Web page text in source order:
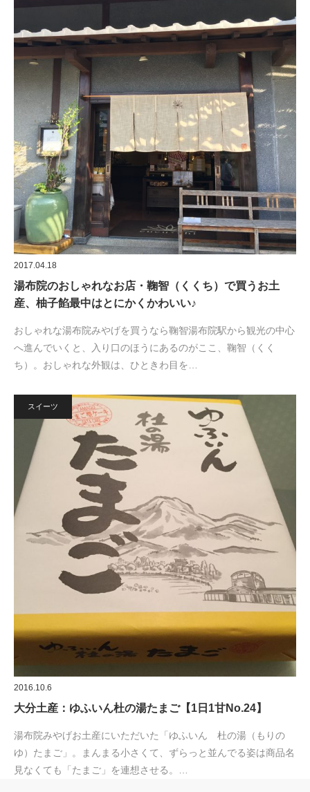
2017.04.18
湯布院のおしゃれなお店・鞠智（くくち）で買うお土
産、柚子餡最中はとにかくかわいい♪
おしゃれな湯布院みやげを買うなら鞠智湯布院駅から観光の中心
へ進んでいくと、入り口のほうにあるのがここ、鞠智（くく
ち）。おしゃれな外観は、ひときわ目を…
スイーツ
2016.10.6
大分土産：ゆふいん杜の湯たまご【1日1甘No.24】
湯布院みやげお土産にいただいた「ゆふいん 杜の湯（もりの
ゆ）たまご」。まんまる小さくて、ずらっと並んでる姿は商品名
見なくても「たまご」を連想させる。…